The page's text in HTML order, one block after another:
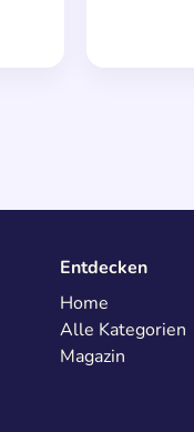
Entdecken
Home
Alle Kategorien
Magazin